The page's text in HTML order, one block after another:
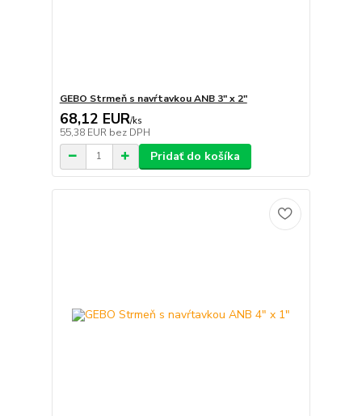
GEBO Strmeň s navŕtavkou ANB 3" x 2"
68,12 EUR/ks
55,38 EUR bez DPH
Pridať do košíka